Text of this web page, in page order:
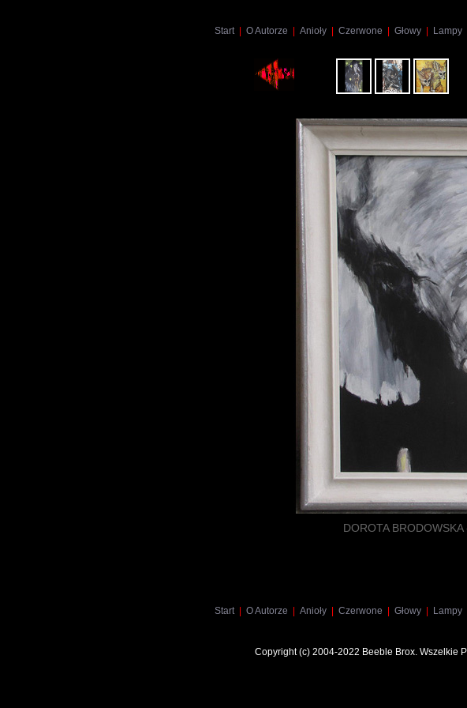
Start| O Autorze | Anioły| Czerwone | Głowy| Lampy
DOROTA
Start| O Autorze | Anioły| Czerwone | Głowy| Lampy
Copyright (c) 2004-2022 Beeble Brox. Wszelkie